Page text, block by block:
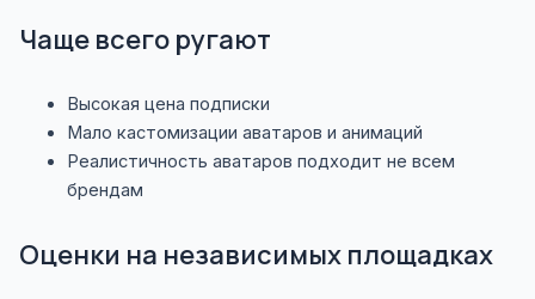
Чаще всего ругают
Высокая цена подписки
Мало кастомизации аватаров и анимаций
Реалистичность аватаров подходит не всем
брендам
Оценки на независимых площадках